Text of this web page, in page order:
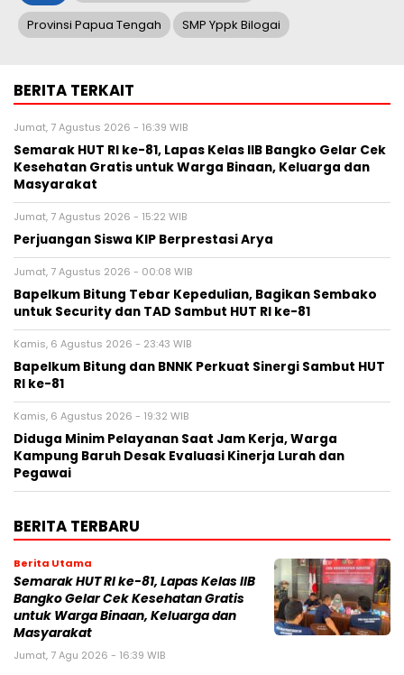
Provinsi Papua Tengah SMP Yppk Bilogai
BERITA TERKAIT
Jumat, 7 Agustus 2026 - 16:39 WIB
Semarak HUT RI ke-81, Lapas Kelas IIB Bangko Gelar Cek
Kesehatan Gratis untuk Warga Binaan, Keluarga dan
Masyarakat
Jumat, 7 Agustus 2026 - 15:22 WIB
Perjuangan Siswa KIP Berprestasi Arya
Jumat, 7 Agustus 2026 - 00:08 WIB
Bapelkum Bitung Tebar Kepedulian, Bagikan Sembako
untuk Security dan TAD Sambut HUT RI ke-81
Kamis, 6 Agustus 2026 - 23:43 WIB
Bapelkum Bitung dan BNNK Perkuat Sinergi Sambut HUT
RI ke-81
Kamis, 6 Agustus 2026 - 19:32 WIB
Diduga Minim Pelayanan Saat Jam Kerja, Warga
Kampung Baruh Desak Evaluasi Kinerja Lurah dan
Pegawai
BERITA TERBARU
Berita Utama
Semarak HUT RI ke-81, Lapas Kelas IIB
Bangko Gelar Cek Kesehatan Gratis
untuk Warga Binaan, Keluarga dan
Masyarakat
Jumat, 7 Agu 2026 - 16:39 WIB